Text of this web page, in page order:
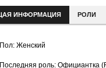
ИНФОРМАЦИЯ РОЛИ
Пол: Женский
Последняя роль: Официантка